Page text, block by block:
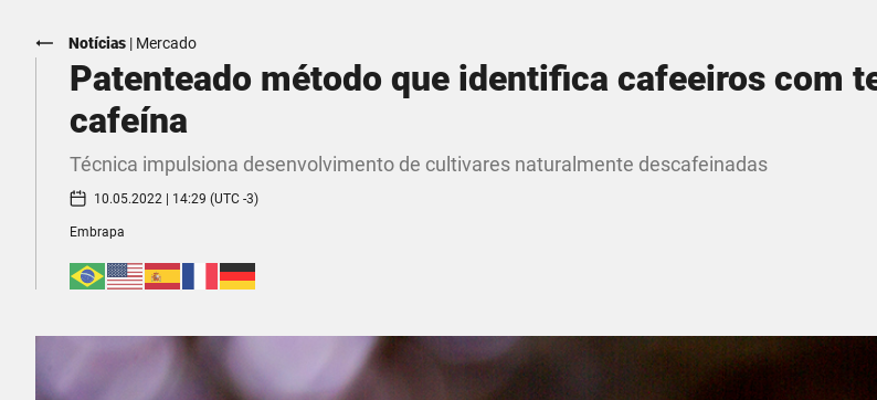
Notícias | Mercado
Patenteado método que identifica cafeeiros com
cafeína
Técnica impulsiona desenvolvimento de cultivares naturalmente descafeinadas
10.05.2022 | 14:29 (UTC -3)
Embrapa